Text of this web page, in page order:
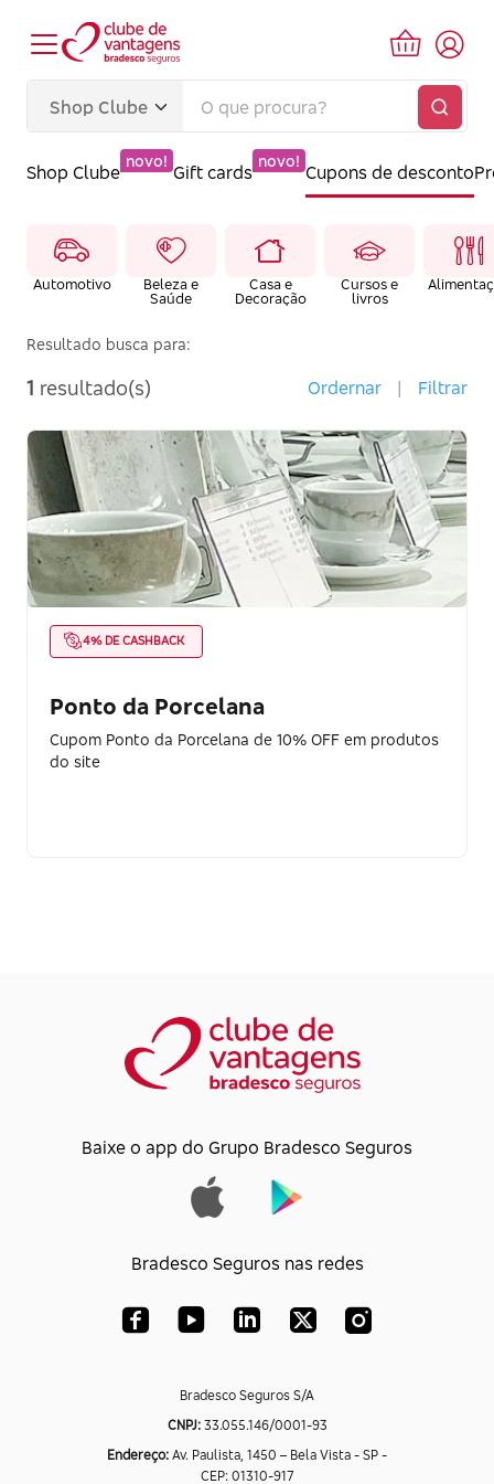
Shop Clube
novo!
Gift cards
novo!
Cupons de desconto
Automotivo
Beleza e
Saúde
Casa e
Decoração
Cursos e
livros
Resultado busca para:
1 resultado(s) Ordernar | Filtrar
4% DE CASHBACK
Ponto da Porcelana
Cupom Ponto da Porcelana de 10% OFF em produtos
do site
Baixe o app do Grupo Bradesco Seguros
Bradesco Seguros nas redes
Bradesco Seguros S/A
CNPJ:33.055.146/0001-93
Endereço: Av. Paulista, 1450 – Bela Vista - SP -
CEP: 01310-917